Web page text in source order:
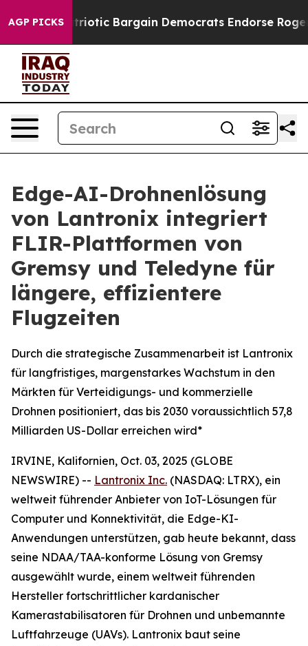
AGP PICKSBargain Democrats Endorse Rogers,
Edge-AI-Drohnenlösung
von Lantronix integriert
FLIR-Plattformen von
Gremsy und Teledyne für
längere, effizientere
Flugzeiten
Durch die strategische Zusammenarbeit ist Lantronix
für langfristiges, margenstarkes Wachstum in den
Märkten für Verteidigungs- und kommerzielle
Drohnen positioniert, das bis 2030 voraussichtlich 57,8
Milliarden US-Dollar erreichen wird*
IRVINE, Kalifornien, Oct. 03, 2025 (GLOBE
NEWSWIRE) -- Lantronix Inc. (NASDAQ: LTRX), ein
weltweit führender Anbieter von IoT-Lösungen für
Computer und Konnektivität, die Edge-KI-
Anwendungen unterstützen, gab heute bekannt, dass
seine NDAA/TAA-konforme Lösung von Gremsy
ausgewählt wurde, einem weltweit führenden
Hersteller fortschrittlicher kardanischer
Kamerastabilisatoren für Drohnen und unbemannte
Luftfahrzeuge (UAVs). Lantronix baut seine